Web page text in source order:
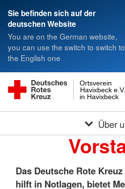
Sie befinden sich auf der
deutschen Website
You are on the German website,
you can use the switch to switch to
the English one
in Havixbeck
Havixbeck e.V.
Ortsverein
Über
Das Deutsche Rote
hilft in Notlagen, bietet